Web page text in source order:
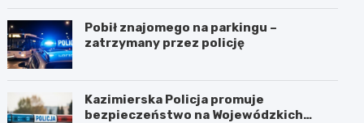
Pobił znajomego na parkingu –
zatrzymany przez policję
Kazimierska Policja promuje
bezpieczeństwo na Wojewódzkich